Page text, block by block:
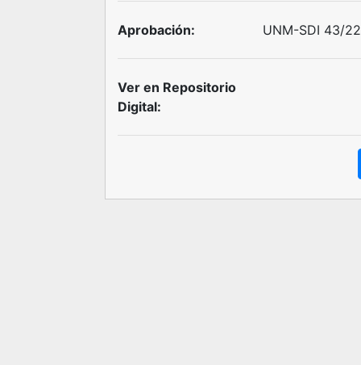
Aprobación: UNM-SDI 43/
Ver en Repositorio
Digital: